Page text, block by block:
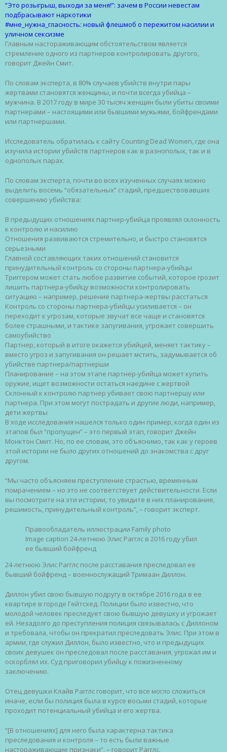
“Это розыгрыш, выходи за меня!”: зачем в России невестам
подбрасывают наркотики
#мне_нужна_гласность: новый флешмоб о пережитом насилии и
уличном сексизме
Главным настораживающим обстоятельством является
стремление одного из партнеров контролировать другого,
говорит Джейн Смит.
По словам эксперта, в 80% случаев убийств внутри пары
жертвами становятся женщины, и почти всегда убийца –
мужчина. В 2017 году в мире 30 тысяч женщин были убиты своими
партнерами – настоящими или бывшими мужьями, бойфрендами
или партнершами.
Исследователь обратилась к сайту Counting Dead Women, где она
изучила истории убийств партнеров как в разнополых, так и в
однополых парах.
По словам эксперта, почти во всех изученных случаях можно
выделить восемь “обязательных” стадий, предшествовавших
совершению убийства:
В предыдущих отношениях партнер-убийца проявлял склонность
к контролю и насилию
Отношения развиваются стремительно, и быстро становятся
серьезными
Главной составляющих таких отношений становится
принудительный контроль со стороны партнера-убийцы
Триггером может стать любое развитие событий, которое грозит
лишить партнера-убийцу возможности контролировать
ситуацию – например, решение партнера-жертвы расстаться
Контроль со стороны партнера-убийцы усиливается – он
переходит к угрозам, которые звучат все чаще и становятся
более страшными, и тактике запугивания, угрожает совершить
самоубийство
Партнер, который в итоге окажется убийцей, меняет тактику –
вместо угроз и запугивания он решает мстить, задумывается об
убийстве партнера/партнерши
Планирование – на этом этапе партнер-убийца может купить
оружие, ищет возможности остаться наедине с жертвой
Склонный к контролю партнер убивает свою партнершу или
партнера. При этом могут пострадать и другие люди, например,
дети жертвы
В ходе исследования нашелся только один пример, когда один из
этапов был “пропущен” – это первый этап, говорит Джейн
Монктон Смит. Но, по ее словам, это объяснимо, так как у героев
этой истории не было других отношений до знакомства с друг
другом.
“Мы часто объясняем преступление страстью, временным
помрачением – но это не соответствует действительности. Если
вы посмотрите на эти истории, то увидите в них планирование,
решимость, принудительный контроль”, – говорит эксперт.
Правообладатель иллюстрации Family photo
Image caption 24-летнюю Элис Рагглс в 2016 году убил
ее бывший бойфренд
24-летнюю Элис Рагглс после расставания преследовал ее
бывший бойфренд – военнослужащий Тримаан Диллон.
Диллон убил свою бывшую подругу в октябре 2016 года в ее
квартире в городе Гейтсхед. Полиции было известно, что
молодой человек преследует свою бывшую девушку и угрожает
ей. Незадолго до преступления полиция связывалась с Диллоном
и требовала, чтобы он прекратил преследовать Элис. При этом в
армии, где служил Диллон, было известно, что и предыдущих
своих девушек он преследовал после расставания, угрожал им и
оскорблял их. Суд приговорил убийцу к пожизненному
заключению.
Отец девушки Клайв Рагглс говорит, что все могло сложиться
иначе, если бы полиция была в курсе восьми стадий, которые
проходит потенциальный убийца и его жертва.
“[В отношениях] для него была характерна тактика
преследования и контроля – то есть были важные
настораживающие признаки”, – говорит Рагглс.